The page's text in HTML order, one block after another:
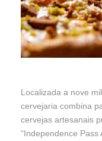
Localizada a nove
cervejaria combina
cervejas artesanais
“Independence Pass